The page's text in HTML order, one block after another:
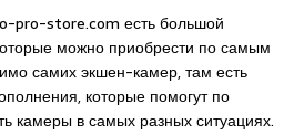
pro-store.com есть большой
можно приобрести по самым
самих экшен-камер, там есть
которые помогут по
камеры в самых разных ситуациях.